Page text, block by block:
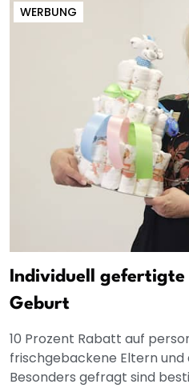
WERBUNG
Individuell gefertigte
Geburt
10 Prozent Rabatt auf
frischgebackene Eltern und
Besonders gefragt sind